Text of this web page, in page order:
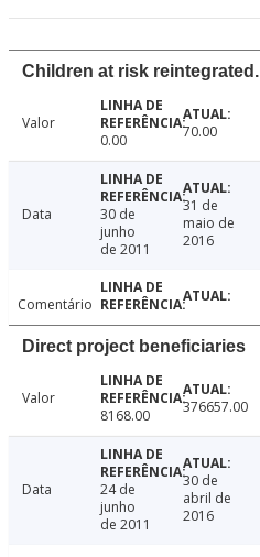
Children at risk reintegrated.
Valor
0.00
70.00
Data
30 de
junho
de 2011
31 de
maio de
2016
Comentário
Direct project beneficiaries
Valor
8168.00
376657.00
Data
24 de
junho
de 2011
30 de
abril de
2016